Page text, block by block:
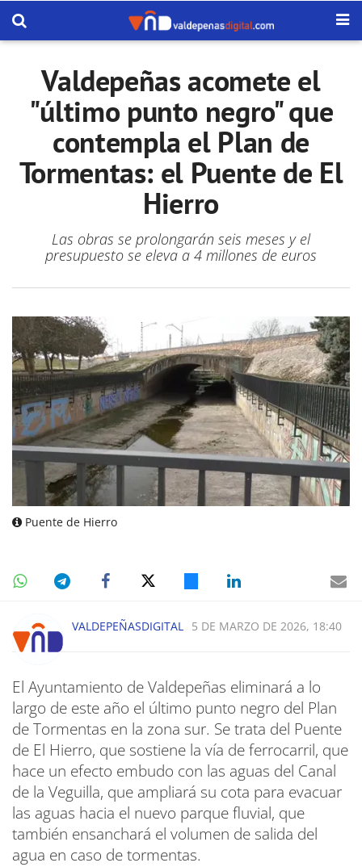
Valdepeñas acomete el
"último punto negro" que
contempla el Plan de
Tormentas: el Puente de El
Hierro
Las obras se prolongarán seis meses y el
presupuesto se eleva a 4 millones de euros
Puente de Hierro
VALDEPEÑASDIGITAL 5 DE MARZO DE 2026, 18:40
El Ayuntamiento de Valdepeñas eliminará a lo
largo de este año el último punto negro del Plan
de Tormentas en la zona sur. Se trata del Puente
de El Hierro, que sostiene la vía de ferrocarril, que
hace un efecto embudo con las aguas del Canal
de la Veguilla, que ampliará su cota para evacuar
las aguas hacia el nuevo parque fluvial, que
también ensanchará el volumen de salida del
agua en caso de tormentas.